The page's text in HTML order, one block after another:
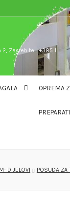
Zagreb tel: +385 1
OPREMA
DIJELOVI POSUDA ZA